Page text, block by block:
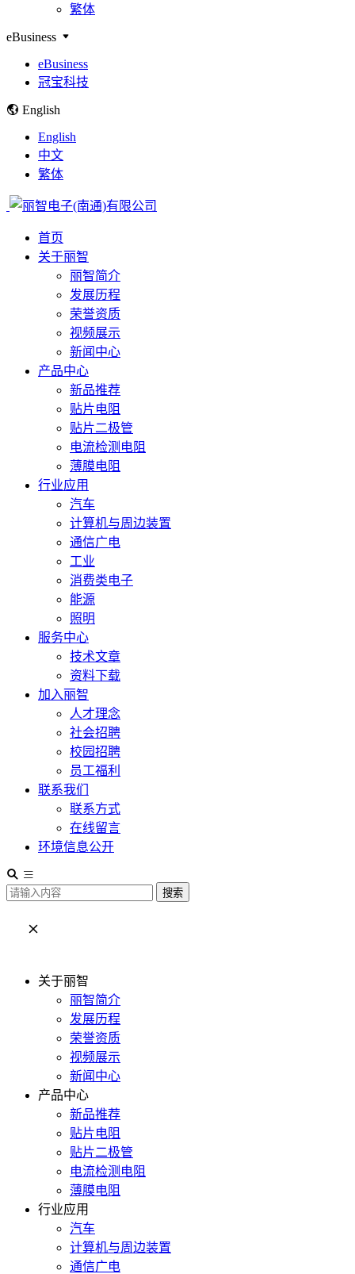
繁体
eBusiness
eBusiness
冠宝科技
English
English
中文
繁体
首页
关于丽智
丽智简介
发展历程
荣誉资质
视频展示
新闻中心
产品中心
新品推荐
贴片电阻
贴片二极管
电流检测电阻
薄膜电阻
行业应用
汽车
计算机与周边装置
通信广电
工业
消费类电子
能源
照明
服务中心
技术文章
资料下载
加入丽智
人才理念
社会招聘
校园招聘
员工福利
联系我们
联系方式
在线留言
环境信息公开
搜索
关于丽智
丽智简介
发展历程
荣誉资质
视频展示
新闻中心
产品中心
新品推荐
贴片电阻
贴片二极管
电流检测电阻
薄膜电阻
行业应用
汽车
计算机与周边装置
通信广电